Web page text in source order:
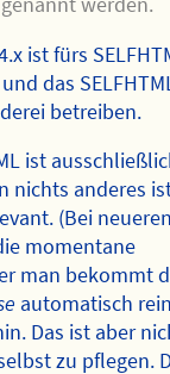
ist fürs
das
betreiben.
ist
nichts anderes
(Bei
momentane
man bekommt
automatisch
Das ist aber
zu pflegen.